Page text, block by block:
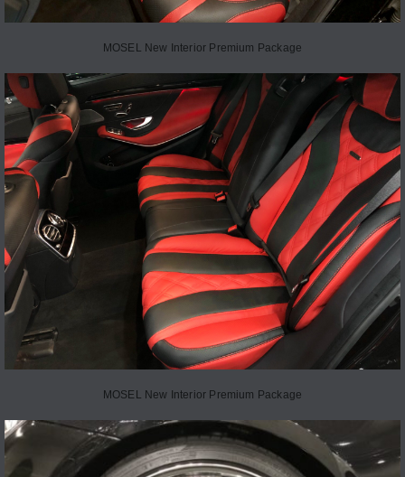
MOSEL New Interior Premium Package
MOSEL New Interior Premium Package